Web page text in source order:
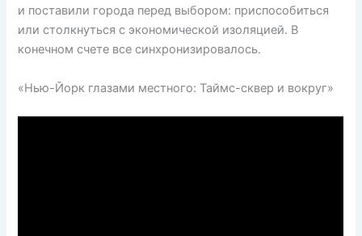
и поставили города перед выбором: приспособиться
или столкнуться с экономической изоляцией. В
конечном счете все синхронизировалось.
«Нью-Йорк глазами местного: Таймс-сквер и вокруг»